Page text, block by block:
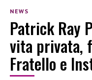
NEWS
Patrick Ray
vita privata,
Fratello e